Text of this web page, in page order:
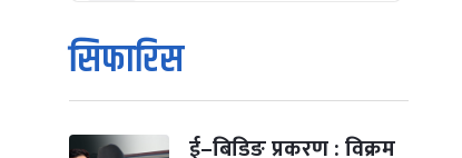
१
आइत
कार्तिक सङ्क्रान्ति
कार्तिक १, २०८३
मंगल कार्तिक ३, २०८३-Oct 20, 2026
सिफारिस
ई–बिडिङ प्रकरण : विक्रम